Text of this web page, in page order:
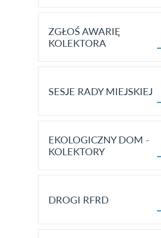
ZGŁOŚ AWARIĘ
KOLEKTORA
SESJE RADY MIEJSKIEJ
EKOLOGICZNY DOM -
KOLEKTORY
DROGI RFRD